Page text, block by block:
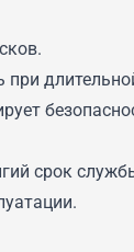
срок